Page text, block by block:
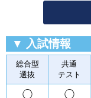
▼ 入試情報
総合型
選抜
共通
テスト
◯ ◯